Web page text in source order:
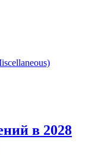
в 2028